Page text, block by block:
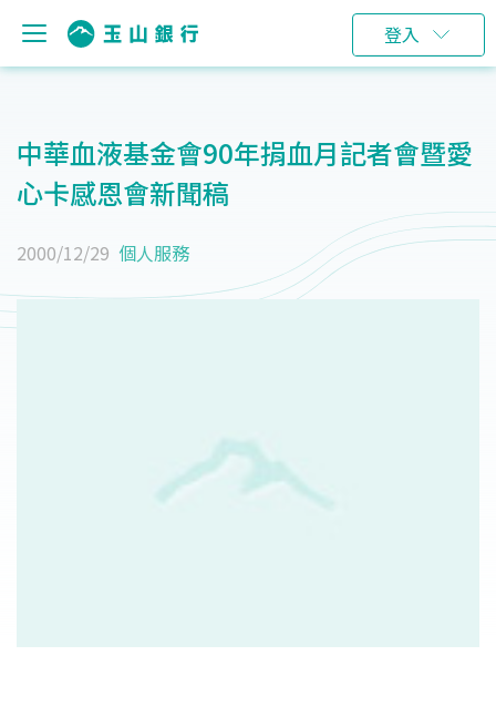
登入
中華血液基金會90年捐血月記者會暨愛
心卡感恩會新聞稿
2000/12/29 個人服務